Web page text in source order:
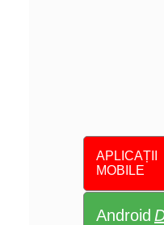
APLICAȚII
MOBILE
Android